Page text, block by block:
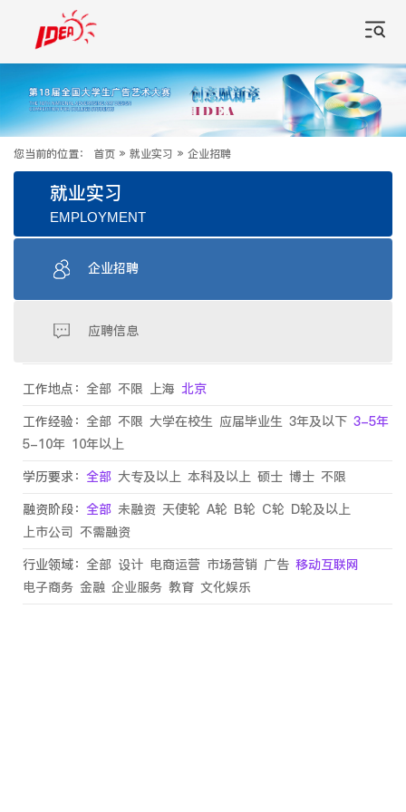
您当前的位置： 首页 » 就业实习 » 企业招聘
就业实习
EMPLOYMENT
企业招聘
应聘信息
工作地点： 全部 不限 上海 北京
工作经验： 全部 不限 大学在校生 应届毕业生 3年及以下 3-5年
5-10年 10年以上
学历要求： 全部 大专及以上 本科及以上 硕士 博士 不限
融资阶段： 全部 未融资 天使轮 A轮 B轮 C轮 D轮及以上
上市公司 不需融资
行业领域： 全部 设计 电商运营 市场营销 广告 移动互联网
电子商务 金融 企业服务 教育 文化娱乐